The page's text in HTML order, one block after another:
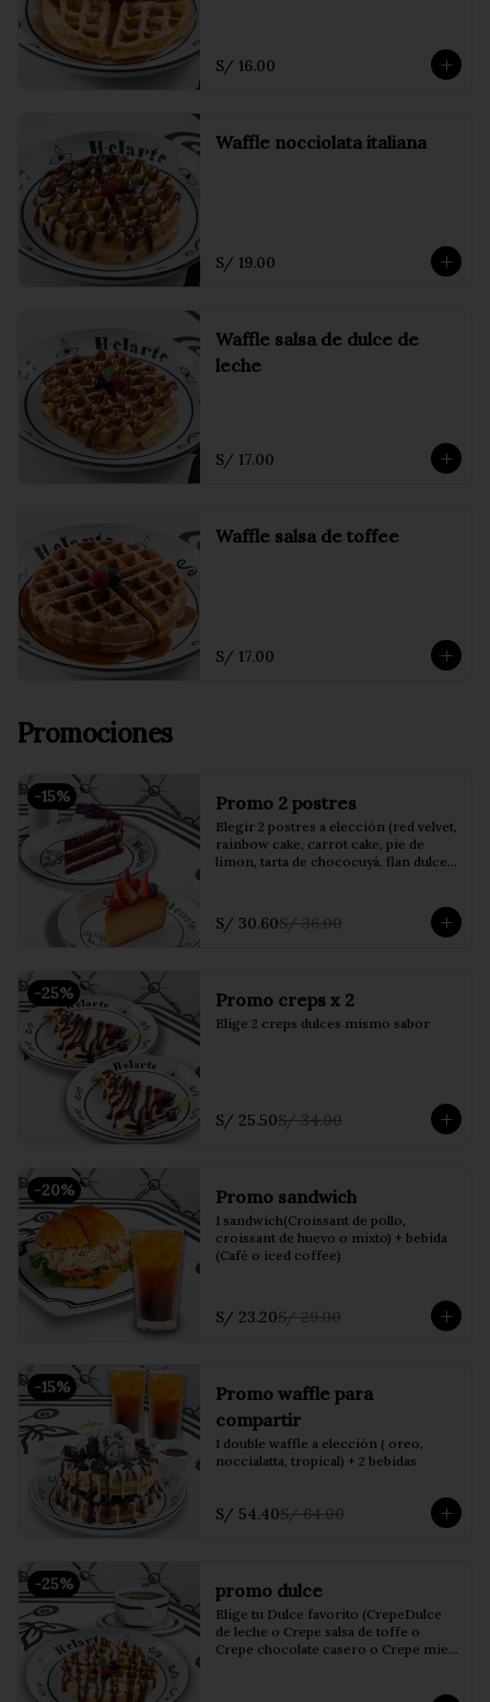
S/ 16.00
Waffle nocciolata italiana
S/ 19.00
Waffle salsa de dulce de
leche
S/ 17.00
Waffle salsa de toffee
S/ 17.00
Promociones
-15% Promo 2 postres
Elegir 2 postres a elección (red velvet,
rainbow cake, carrot cake, pie de
limon, tarta de chococuyá, flan dulce
S/ 30.60S/ 36.00
-25% Promo creps x 2
Elige 2 creps dulces mismo sabor
S/ 25.50S/ 34.00
-20% Promo sandwich
1 sandwich(Croissant de pollo,
croissant de huevo o mixto) + bebida
(Café o iced coffee)
S/ 23.20S/ 29.00
-15%
Promo waffle para
compartir
1 double waffle a elección ( oreo,
noccialatta, tropical) + 2 bebidas
S/ 54.40S/ 64.00
-25% promo dulce
Elige tu Dulce favorito (CrepeDulce
de leche o Crepe salsa de toffe o
Crepe chocolate casero o Crepe miel